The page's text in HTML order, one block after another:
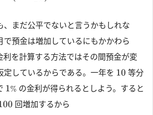
、まだ公平でないと言うかもしれな
で預金は増加しているにもかかわら
利を計算する方法ではその間預金が変
定しているからである。一年を 10 等分
1% の金利が得られるとしよう。すると
回増加するから